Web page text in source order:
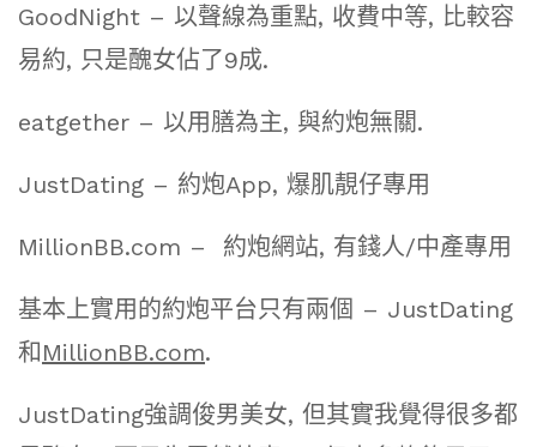
GoodNight – 以聲線為重點, 收費中等, 比較容
易約, 只是醜女佔了9成.
eatgether – 以用膳為主, 與約炮無關.
JustDating – 約炮App, 爆肌靚仔專用
MillionBB.com – 約炮網站, 有錢人/中產專用
基本上實用的約炮平台只有兩個 – JustDating
和MillionBB.com.
JustDating強調俊男美女, 但其實我覺得很多都